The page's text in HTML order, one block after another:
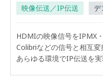
映像伝送／IP伝送
デ
HDMIの映像信号をIPMX
Colibriなどの信号と相互変
あらゆる環境でIP伝送を